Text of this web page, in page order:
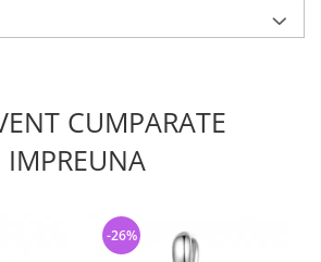
CUMPARATE
IMPREUNA
-26%